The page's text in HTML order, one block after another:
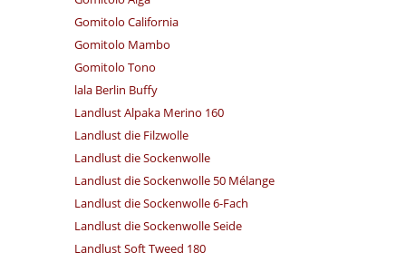
Gomitolo California
Gomitolo Mambo
Gomitolo Tono
lala Berlin Buffy
Landlust Alpaka Merino 160
Landlust die Filzwolle
Landlust die Sockenwolle
Landlust die Sockenwolle 50 Mélange
Landlust die Sockenwolle 6-Fach
Landlust die Sockenwolle Seide
Landlust Soft Tweed 180